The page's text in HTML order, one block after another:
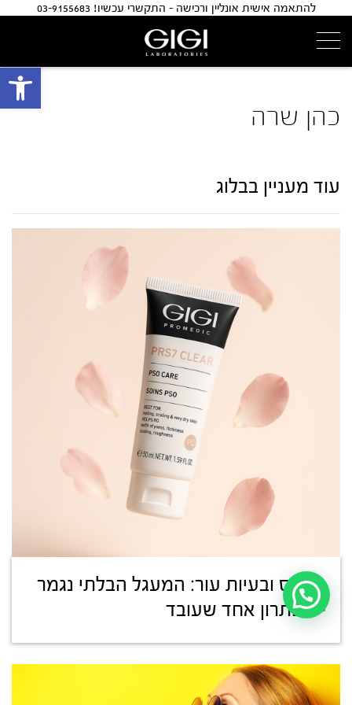
להתאמה אישית אונליין ורכישה - התקשרי עכשיו! 03-9155683
כהן שרה
עוד מעניין בבלוג
סטרס ובעיות עור: המעגל הבלתי נגמר
– ופתרון אחד שעובד